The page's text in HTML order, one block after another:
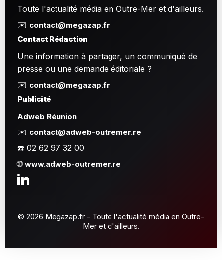
Toute l'actualité média en Outre-Mer et d'ailleurs.
✉️ contact@megazap.fr
Contact Rédaction
Une information à partager, un communiqué de
presse ou une demande éditoriale ?
✉️ contact@megazap.fr
Publicité
Adweb Réunion
✉️ contact@adweb-outremer.re
☎️ 02 62 97 32 00
🌐www.adweb-outremer.re
© 2026 Megazap.fr - Toute l'actualité média en Outre-
Mer et d'ailleurs.